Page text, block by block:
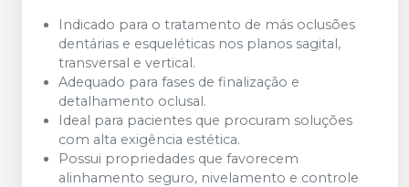
Indicado para o tratamento de más oclusões
dentárias e esqueléticas nos planos sagital,
transversal e vertical.
Adequado para fases de finalização e
detalhamento oclusal.
Ideal para pacientes que procuram soluções
com alta exigência estética.
Possui propriedades que favorecem
alinhamento seguro, nivelamento e controle